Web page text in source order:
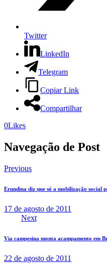
Twitter
LinkedIn
Telegram
Copiar Link
Compartilhar
0Likes
Navegação de Post
Previous
Erundina diz que só a mobilização social
17 de agosto de 2011
Next
Via campesina monta acampamento em
22 de agosto de 2011